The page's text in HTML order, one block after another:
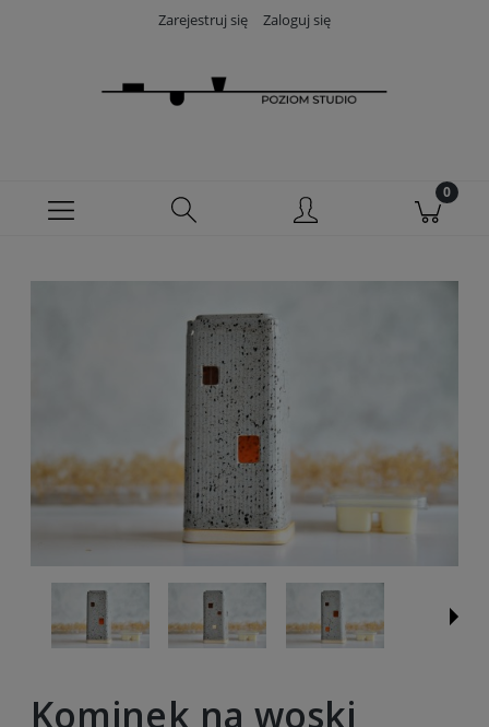
Zarejestruj się Zaloguj się
Kominek na woski